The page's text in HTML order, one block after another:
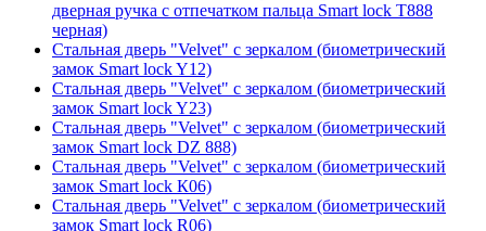
дверная ручка с отпечатком пальца Smart lock T888
черная)
Стальная дверь "Velvet" с зеркалом (биометрический
замок Smart lock Y12)
Стальная дверь "Velvet" с зеркалом (биометрический
замок Smart lock Y23)
Стальная дверь "Velvet" с зеркалом (биометрический
замок Smart lock DZ 888)
Стальная дверь "Velvet" с зеркалом (биометрический
замок Smart lock К06)
Стальная дверь "Velvet" с зеркалом (биометрический
замок Smart lock R06)